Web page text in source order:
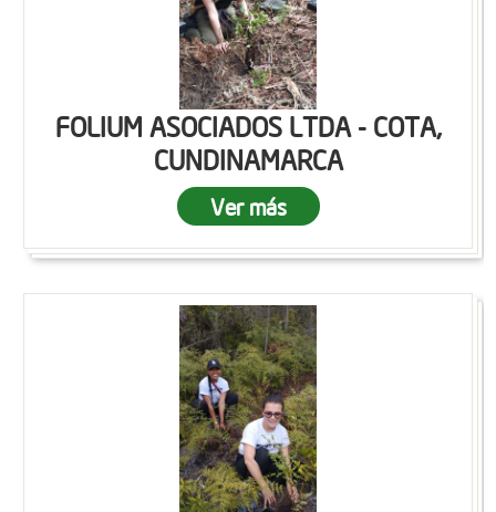
FOLIUM ASOCIADOS LTDA - COTA,
CUNDINAMARCA
Ver más